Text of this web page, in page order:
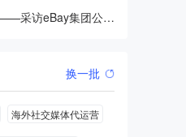
立足于上海市,带路我国——采访eBay集团公司全世界高级副总
换一批
海外社交媒体代运营